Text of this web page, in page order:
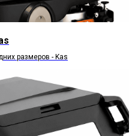
размеров - Kas